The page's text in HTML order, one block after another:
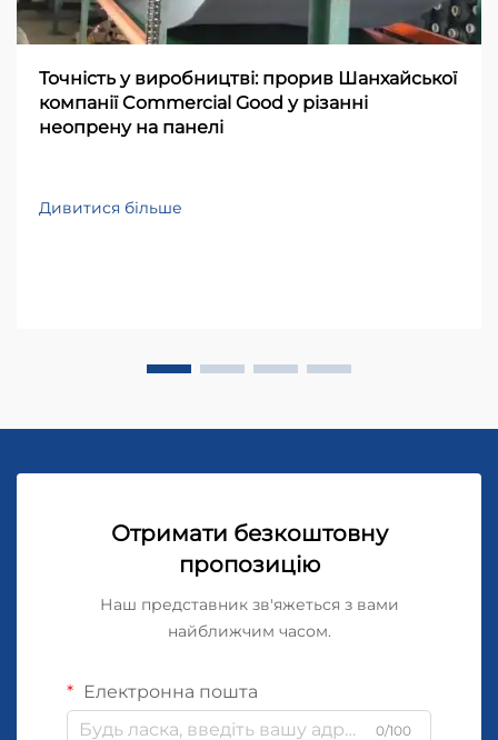
Точність у виробництві: прорив Шанхайської
компанії Commercial Good у різанні
неопрену на панелі
Дивитися більше
Отримати безкоштовну
пропозицію
Наш представник зв'яжеться з вами
найближчим часом.
Електронна пошта
0/100